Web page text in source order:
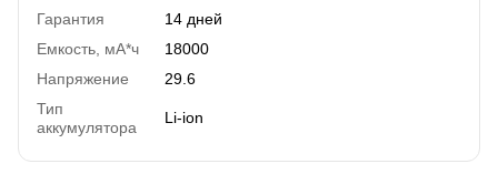
Гарантия
14 дней
Емкость, мА*ч
18000
Напряжение
29.6
Тип
аккумулятора
Li-ion